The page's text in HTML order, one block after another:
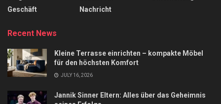
Geschäft
Nachricht
Recent News
Kleine Terrasse einrichten – kompakte Möbel
für den höchsten Komfort
JULY 16, 2026
Jannik Sinner Eltern: Alles über das Geheimnis